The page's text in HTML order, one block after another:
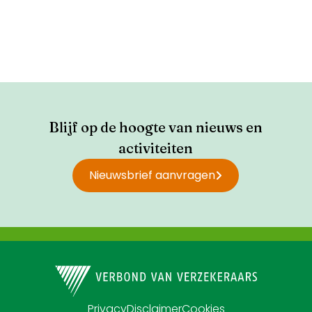
Blijf op de hoogte van nieuws en
activiteiten
Nieuwsbrief aanvragen
PrivacyDisclaimerCookies